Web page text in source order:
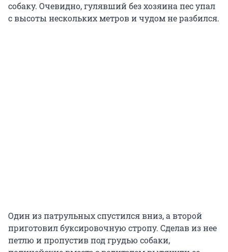
собаку. Очевидно, гулявший без хозяина пес упал
с высоты нескольких метров и чудом не разбился.
Один из патрульных спустился вниз, а второй
приготовил буксировочную стропу. Сделав из нее
петлю и пропустив под грудью собаки,